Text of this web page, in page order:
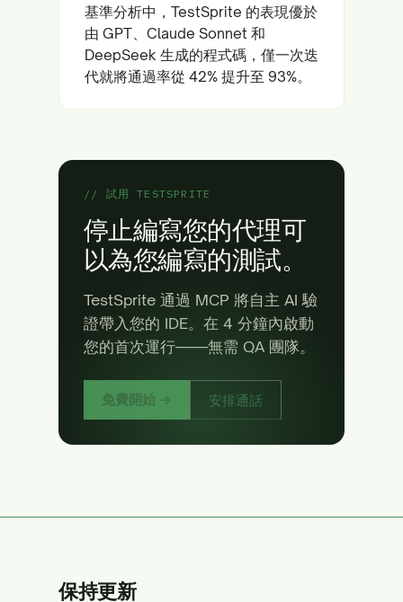
基準分析中，TestSprite 的表現優於
由 GPT、Claude Sonnet 和
DeepSeek 生成的程式碼，僅一次迭
代就將通過率從 42% 提升至 93%。
// 試用 TESTSPRITE
停止編寫您的代理可
以為您編寫的測試。
TestSprite 通過 MCP 將自主 AI 驗
證帶入您的 IDE。在 4 分鐘內啟動
您的首次運行——無需 QA 團隊。
免費開始 → 安排通話
保持更新